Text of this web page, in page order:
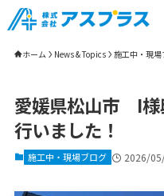
ホーム News & Topics 施工中・現場
愛媛県松山市 I様
行いました！
施工中・現場ブログ 2026/